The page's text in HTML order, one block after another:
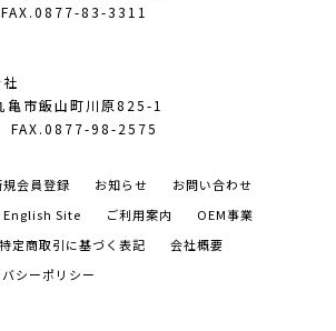
FAX.0877-83-3311
市飯山町川原825-1
FAX.0877-98-2575
規会員登録 お知らせ
お問い合わせ
English Site ご利用案内
OEM事業
特定商取引に基づく表記
会社概要
シーポリシー